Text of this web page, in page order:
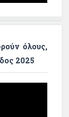
όλους,
2025